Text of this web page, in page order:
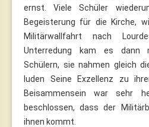
ernst. Viele Schüler
Begeisterung für die Kirche,
Militärwallfahrt nach
Unterredung kam es dann
Schülern, sie nahmen gleich
luden Seine Exzellenz zu
Beisammensein war sehr
beschlossen, dass der
ihnen kommt.